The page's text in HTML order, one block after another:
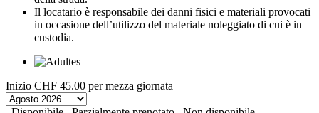
Il locatario è responsabile dei danni fisici e materiali provocati
in occasione dell’utilizzo del materiale noleggiato di cui è in
custodia.
Inizio CHF 45.00 per mezza giornata